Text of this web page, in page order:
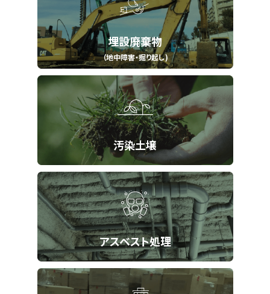
埋設廃棄物
（地中障害・掘り起し)
汚染土壌
アスベスト処理